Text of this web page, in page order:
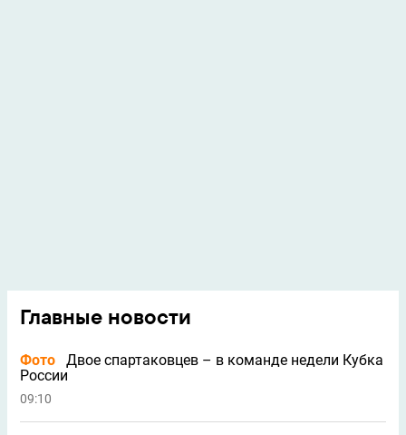
Главные новости
Фото
Двое спартаковцев – в команде недели Кубка
России
09:10